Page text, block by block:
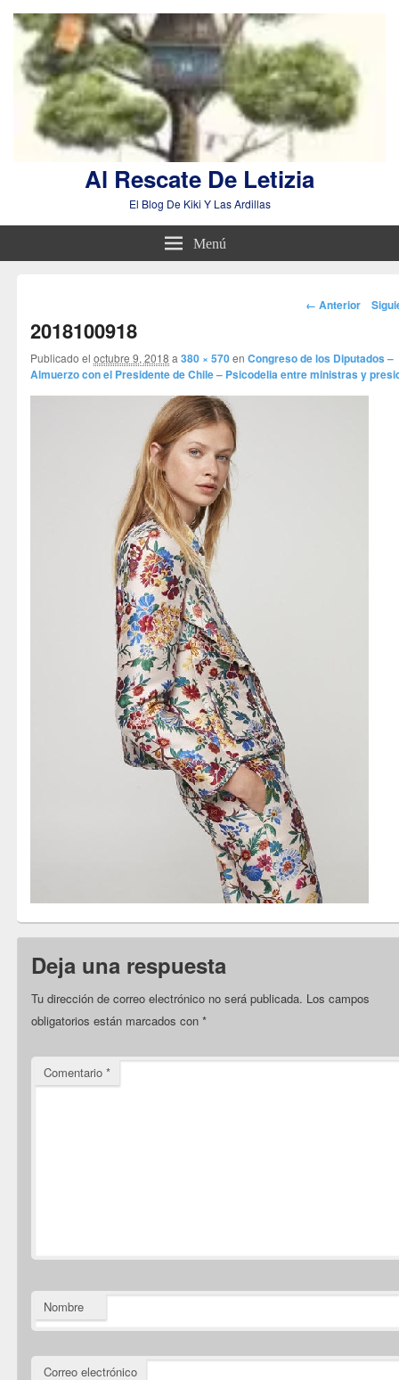
Al Rescate De Letizia
El Blog De Kiki Y Las Ardillas
Menú
Navegador
← Anterior
2018100918
Publicado el octubre 9, 2018 a380 × 570enCongreso de los Diputados –
Almuerzo con el Presidente de Chile – Psicodelia entre ministras y
Deja una respuesta
Tu dirección de correo electrónico no será publicada. Los campos
obligatorios están marcados con*
Comentario*
Nombre
Correo electrónico